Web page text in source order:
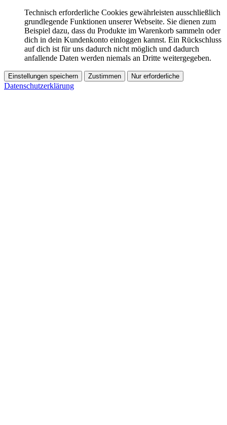
Technisch erforderliche Cookies gewährleisten ausschließlich
grundlegende Funktionen unserer Webseite. Sie dienen zum
Beispiel dazu, dass du Produkte im Warenkorb sammeln oder
dich in dein Kundenkonto einloggen kannst. Ein Rückschluss
auf dich ist für uns dadurch nicht möglich und dadurch
anfallende Daten werden niemals an Dritte weitergegeben.
Einstellungen speichern Zustimmen Nur erforderliche
Datenschutzerklärung